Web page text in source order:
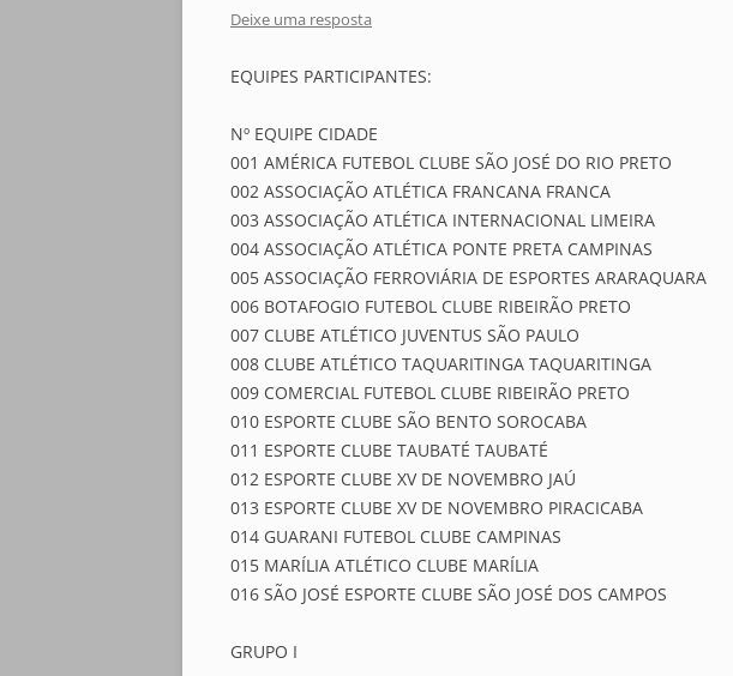
Deixe uma resposta
EQUIPES PARTICIPANTES:
Nº EQUIPE CIDADE
001 AMÉRICA FUTEBOL CLUBE SÃO JOSÉ DO RIO PRETO
002 ASSOCIAÇÃO ATLÉTICA FRANCANA FRANCA
003 ASSOCIAÇÃO ATLÉTICA INTERNACIONAL LIMEIRA
004 ASSOCIAÇÃO ATLÉTICA PONTE PRETA CAMPINAS
005 ASSOCIAÇÃO FERROVIÁRIA DE ESPORTES ARARAQUARA
006 BOTAFOGIO FUTEBOL CLUBE RIBEIRÃO PRETO
007 CLUBE ATLÉTICO JUVENTUS SÃO PAULO
008 CLUBE ATLÉTICO TAQUARITINGA TAQUARITINGA
009 COMERCIAL FUTEBOL CLUBE RIBEIRÃO PRETO
010 ESPORTE CLUBE SÃO BENTO SOROCABA
011 ESPORTE CLUBE TAUBATÉ TAUBATÉ
012 ESPORTE CLUBE XV DE NOVEMBRO JAÚ
013 ESPORTE CLUBE XV DE NOVEMBRO PIRACICABA
014 GUARANI FUTEBOL CLUBE CAMPINAS
015 MARÍLIA ATLÉTICO CLUBE MARÍLIA
016 SÃO JOSÉ ESPORTE CLUBE SÃO JOSÉ DOS CAMPOS
GRUPO I